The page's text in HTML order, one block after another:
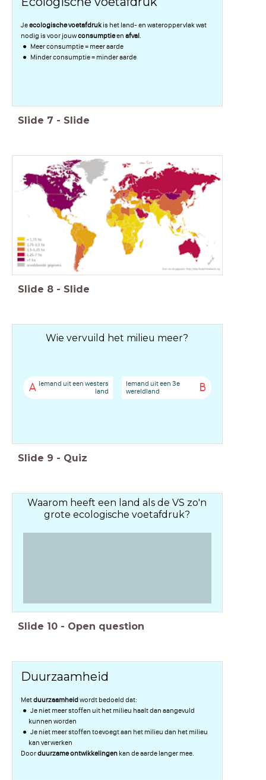
Jeecologische voetafdrukis het land- en wateroppervlak wat
nodig is voor jouwconsumptieen afval.
Meer consumptie = meer aarde
Minder consumptie = minder aarde
Slide 7 - Slide
Slide 8 - Slide
Wie vervuild het milieu meer?
A Iemand uit een westers
land
B
Iemand uit een 3e
wereldland
Slide 9 - Quiz
Waarom heeft een land als de VS zo'n
grote ecologische voetafdruk?
Slide 10 - Open question
Duurzaamheid
Metduurzaamheidwordt bedoeld dat:
Je niet meer stoffen uit het milieu haalt dan aangevuld
kunnen worden
Je niet meer stoffen toevoegt aan het milieu dan het milieu
kan verwerken
Doorduurzame ontwikkelingenkan de aarde langer mee.